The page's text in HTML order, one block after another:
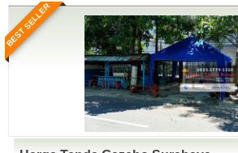
BEST SELLER